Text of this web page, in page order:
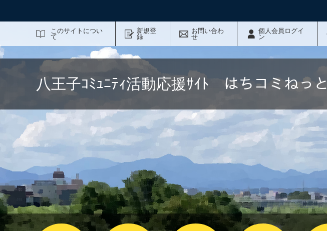
このサイトについ
て
新規登
録
お問い合わ
せ
個人会員ログイ
ン
八王子ｺﾐｭﾆﾃｨ活動応援ｻｲﾄ はちコミねっと